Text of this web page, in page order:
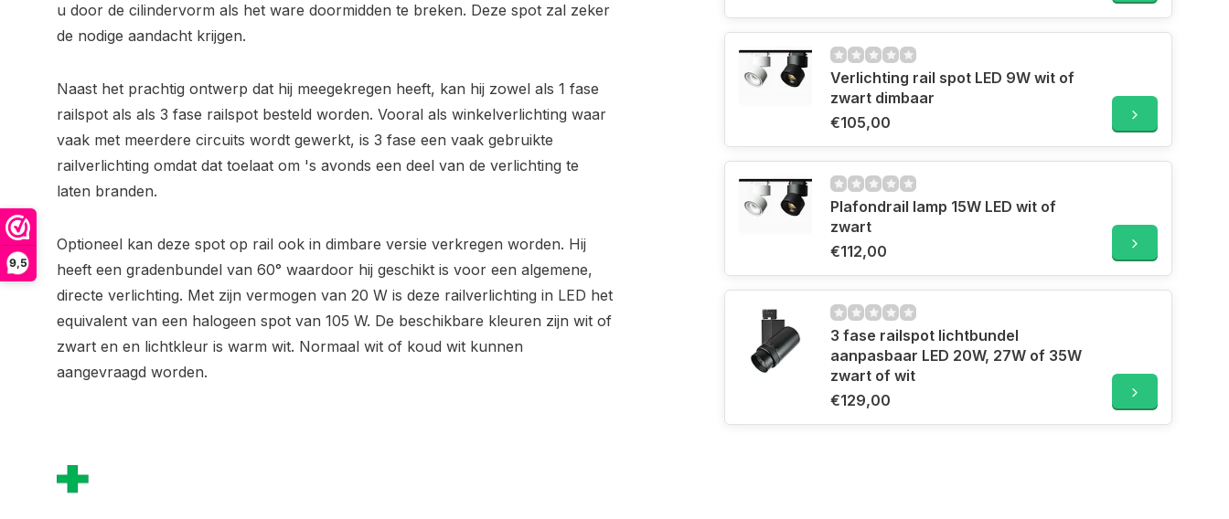
9,5
u door de cilindervorm als het ware doormidden te breken. Deze spot zal zeker
de nodige aandacht krijgen.
Naast het prachtig ontwerp dat hij meegekregen heeft, kan hij zowel als 1 fase
railspot als als 3 fase railspot besteld worden. Vooral als winkelverlichting waar
vaak met meerdere circuits wordt gewerkt, is 3 fase een vaak gebruikte
railverlichting omdat dat toelaat om 's avonds een deel van de verlichting te
laten branden.
Optioneel kan deze spot op rail ook in dimbare versie verkregen worden. Hij
heeft een gradenbundel van 60° waardoor hij geschikt is voor een algemene,
directe verlichting. Met zijn vermogen van 20 W is deze railverlichting in LED het
equivalent van een halogeen spot van 105 W. De beschikbare kleuren zijn wit of
zwart en en lichtkleur is warm wit. Normaal wit of koud wit kunnen
aangevraagd worden.
Verlichting rail spot LED 9W wit of
zwart dimbaar
€105,00
Plafondrail lamp 15W LED wit of
zwart
€112,00
3 fase railspot lichtbundel
aanpasbaar LED 20W, 27W of 35W
zwart of wit
€129,00